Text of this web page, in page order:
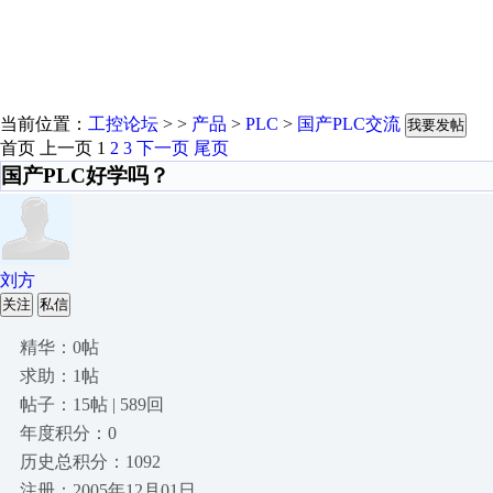
当前位置： 工控论坛 > > 产品 > PLC > 国产PLC交流 我要发帖
首页 上一页 1 2 3 下一页 尾页
国产PLC好学吗？
刘方
关注 私信
精华：0帖
求助：1帖
帖子：15帖 | 589回
年度积分：0
历史总积分：1092